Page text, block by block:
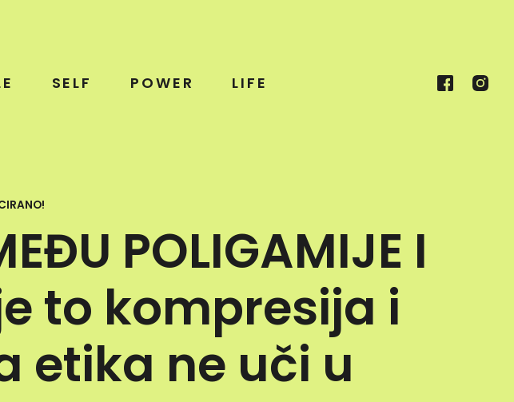
SELF POWER LIFE
POLIGAMIJE I
je to kompresija i
etika ne uči u